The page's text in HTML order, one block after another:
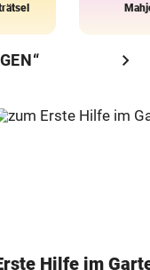
chevron_right
Hilfe im